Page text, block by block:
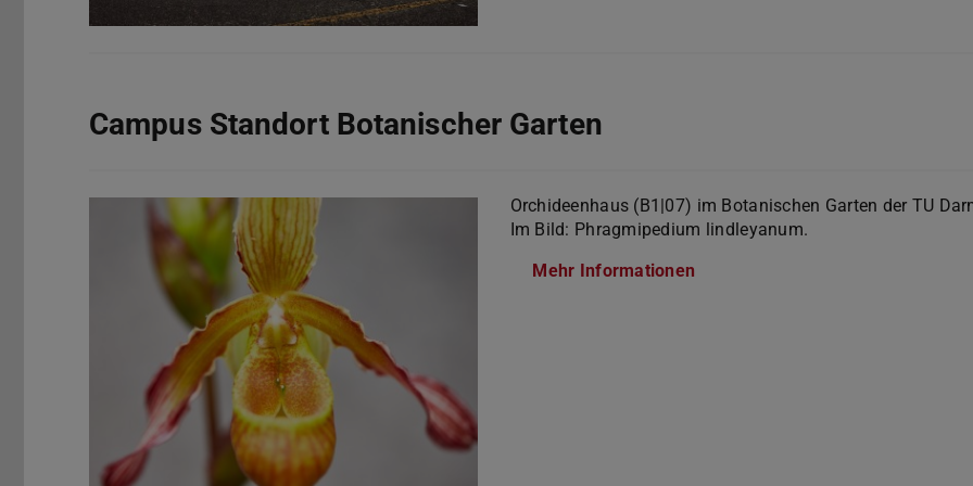
Campus Standort Botanischer Garten
Orchideenhaus (B1|07) im Botanischen Garten der TU
Im Bild: Phragmipedium lindleyanum.
Mehr Informationen